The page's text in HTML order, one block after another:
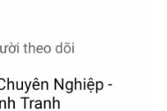
và bán chạy nhất
van khác với giá có
đặt hàng và các
báo giá chi tiết.